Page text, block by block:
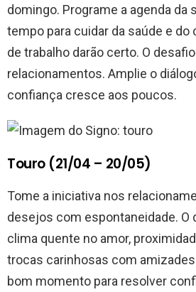
domingo. Programe a agenda da
tempo para cuidar da saúde e do
de trabalho darão certo. O
relacionamentos. Amplie o
confiança cresce aos poucos.
Touro (21/04 – 20/05)
Tome a iniciativa nos
desejos com espontaneidade. O
clima quente no amor,
trocas carinhosas com
bom momento para resolver